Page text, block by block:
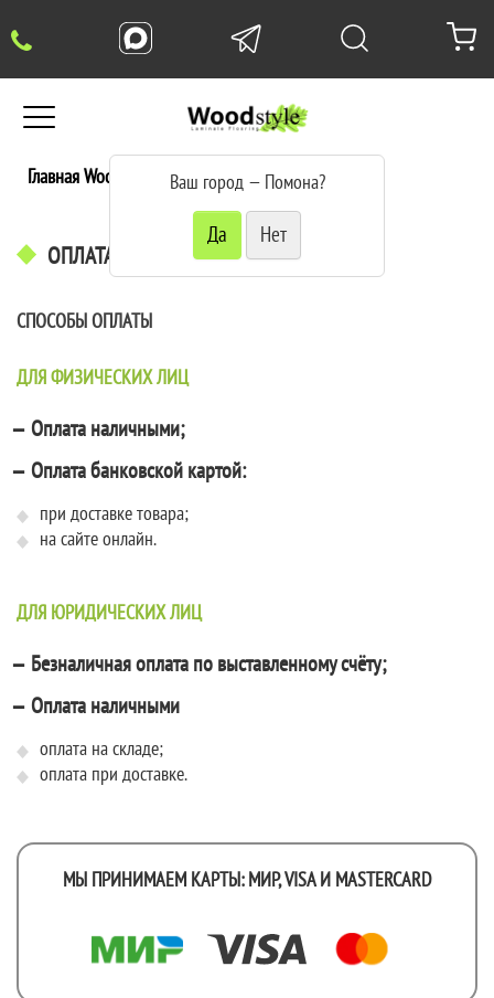
Ваш город — Помона?
Главная WoodStyle Оплата и доставка
ОПЛАТА И ДОСТАВКА
СПОСОБЫ ОПЛАТЫ
ДЛЯ ФИЗИЧЕСКИХ ЛИЦ
Оплата наличными;
Оплата банковской картой:
при доставке товара;
на сайте онлайн.
ДЛЯ ЮРИДИЧЕСКИХ ЛИЦ
Безналичная оплата по выставленному счёту;
Оплата наличными
оплата на складе;
оплата при доставке.
МЫ ПРИНИМАЕМ КАРТЫ: МИР, VISA И MASTERCARD